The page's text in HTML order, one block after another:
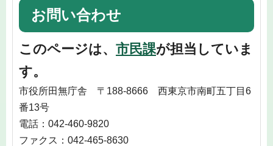
お問い合わせ
このページは、 市民課が担当していま
す。
市役所田無庁舎 〒188-8666 西東京市南町五丁目6
番13号
電話：042-460-9820
ファクス：042-465-8630